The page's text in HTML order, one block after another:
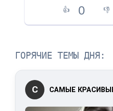
👍 0 👎
ГОРЯЧИЕ ТЕМЫ ДНЯ:
С САМЫЕ